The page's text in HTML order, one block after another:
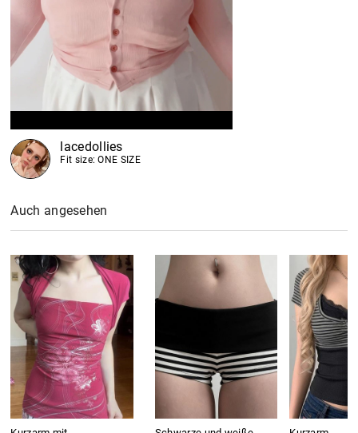
lacedollies
Fit size: ONE SIZE
Auch angesehen